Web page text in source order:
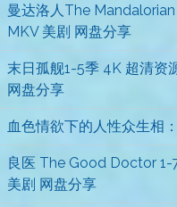
曼达洛人The
MKV 美剧 网盘分享
末日孤舰1-5季 4K 超清资
网盘分享
血色情欲下的人性众生相
良医 The Good Doctor 1-
美剧 网盘分享